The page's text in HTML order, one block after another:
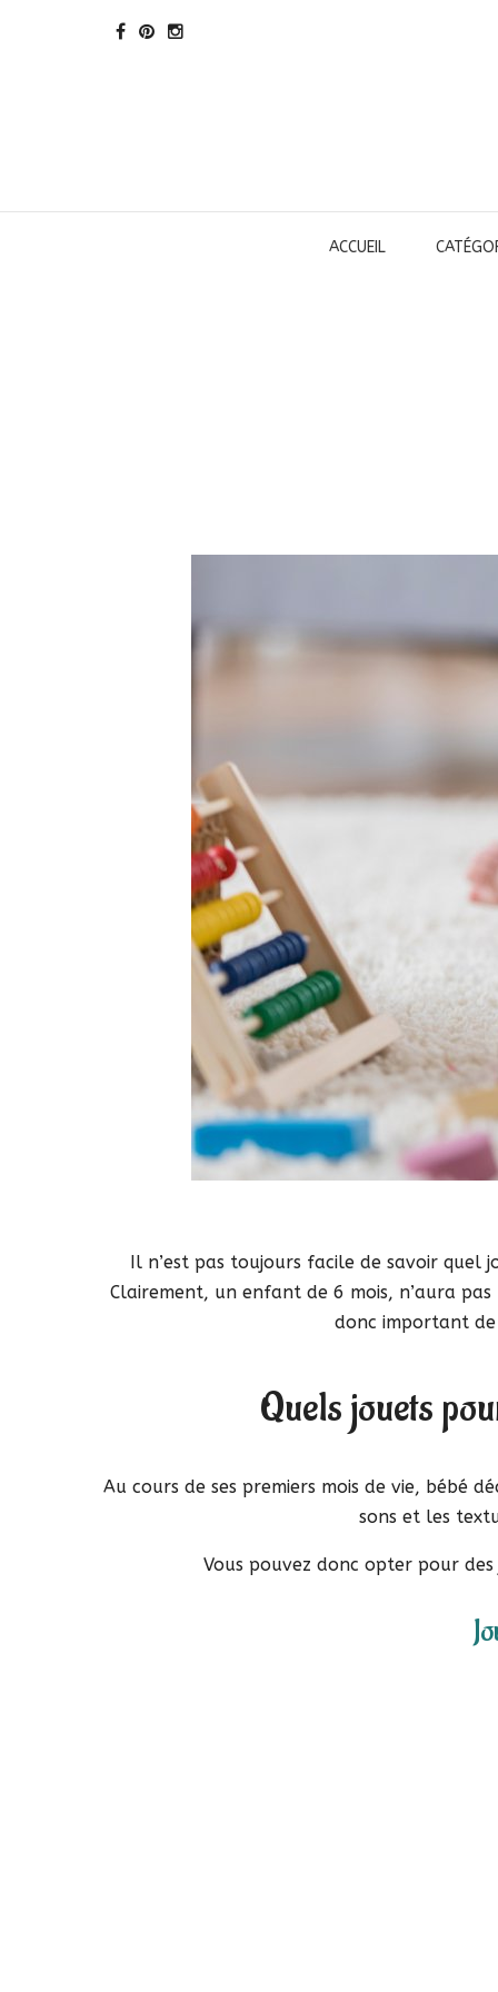
ACCUEIL
Il n’est pas toujours facile de savoir quel
Clairement, un enfant de 6 mois, n’aura
donc important
Quels jouets
Au cours de ses premiers mois de vie, bébé
sons et les
Vous pouvez donc opter pour